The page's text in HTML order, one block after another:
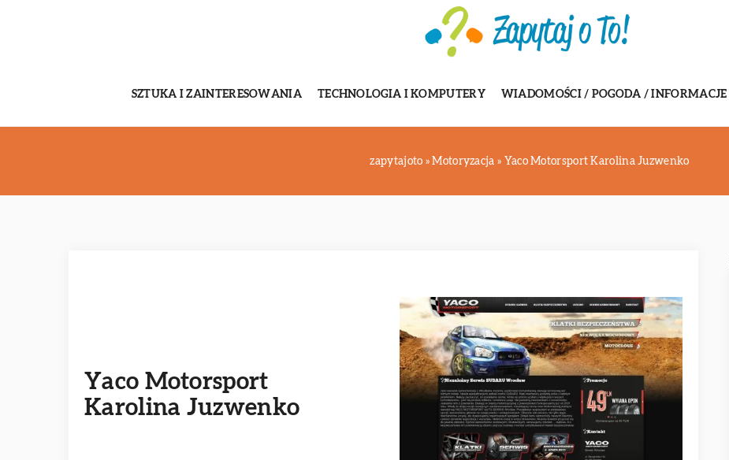
SZTUKA I ZAINTERESOWANIA TECHNOLOGIA I KOMPUTERY WIADOMOŚCI / POGODA / INFORMACJE
zapytajoto »Motoryzacja » Yaco Motorsport Karolina Juzwenko
Yaco Motorsport
Karolina Juzwenko